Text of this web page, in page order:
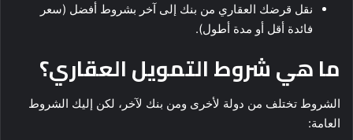
نقل قرضك العقاري من بنك إلى آخر بشروط أفضل (سعر
فائدة أقل أو مدة أطول).
ما هي شروط التمويل العقاري؟
الشروط تختلف من دولة لأخرى ومن بنك لآخر، لكن إليك الشروط
العامة: